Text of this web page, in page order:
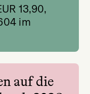
13,90,
im
auf die